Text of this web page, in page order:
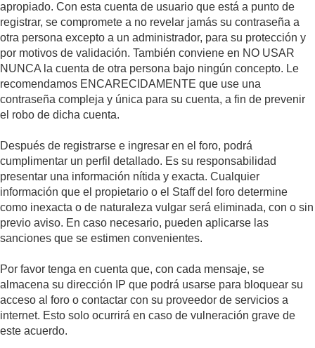
apropiado. Con esta cuenta de usuario que está a punto de
registrar, se compromete a no revelar jamás su contraseña a
otra persona excepto a un administrador, para su protección y
por motivos de validación. También conviene en NO USAR
NUNCA la cuenta de otra persona bajo ningún concepto. Le
recomendamos ENCARECIDAMENTE que use una
contraseña compleja y única para su cuenta, a fin de prevenir
el robo de dicha cuenta.
Después de registrarse e ingresar en el foro, podrá
cumplimentar un perfil detallado. Es su responsabilidad
presentar una información nítida y exacta. Cualquier
información que el propietario o el Staff del foro determine
como inexacta o de naturaleza vulgar será eliminada, con o sin
previo aviso. En caso necesario, pueden aplicarse las
sanciones que se estimen convenientes.
Por favor tenga en cuenta que, con cada mensaje, se
almacena su dirección IP que podrá usarse para bloquear su
acceso al foro o contactar con su proveedor de servicios a
internet. Esto solo ocurrirá en caso de vulneración grave de
este acuerdo.